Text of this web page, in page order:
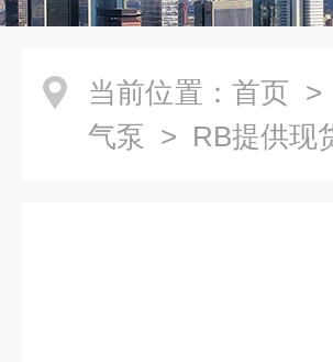
当前位置： 首页 >
气泵 > RB提供现